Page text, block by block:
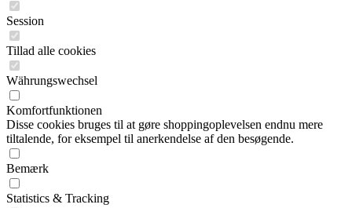
Session
Tillad alle cookies
Währungswechsel
Komfortfunktionen
Disse cookies bruges til at gøre shoppingoplevelsen endnu mere
tiltalende, for eksempel til anerkendelse af den besøgende.
Bemærk
Statistics & Tracking